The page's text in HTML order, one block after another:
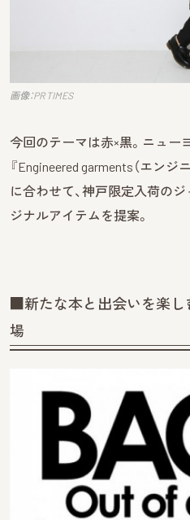
画像：PR TIMES
今回のテーマは赤×黒。ニュー
『Engineered garments（エンジ
に合わせて、神戸限定入荷の
ジナルアイテムを提案。
■新たな本と出会いを楽し
場